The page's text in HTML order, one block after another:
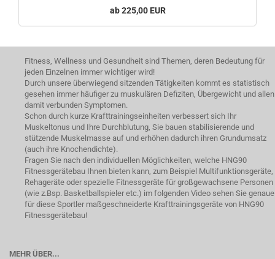
225,00 EUR
Fitness, Wellness und Gesundheit sind Themen, deren Bedeutung für
jeden Einzelnen immer wichtiger wird!
Durch unsere überwiegend sitzenden Tätigkeiten kommt es statistisch
gesehen immer häufiger zu muskulären Defiziten, Übergewicht und allen
damit verbunden Symptomen.
Schon durch kurze Krafttrainingseinheiten verbessert sich Ihr
Muskeltonus und Ihre Durchblutung, Sie bauen stabilisierende und
stützende Muskelmasse auf und erhöhen dadurch ihren Grundumsatz
(auch ihre Knochendichte).
Fragen Sie nach den individuellen Möglichkeiten, welche HNG90
Fitnessgerätebau Ihnen bieten kann, zum Beispiel Multifunktionsgeräte,
Rehageräte oder spezielle Fitnessgeräte für großgewachsene Personen
(wie z.Bsp. Basketballspieler etc.) im folgenden Video sehen Sie genaue
für diese Sportler maßgeschneiderte Krafttrainingsgeräte von HNG90
Fitnessgerätebau!
MEHR ÜBER...